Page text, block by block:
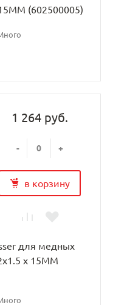
(602500005)
1 264 руб.
- +
в корзину
для медных
x 15MM